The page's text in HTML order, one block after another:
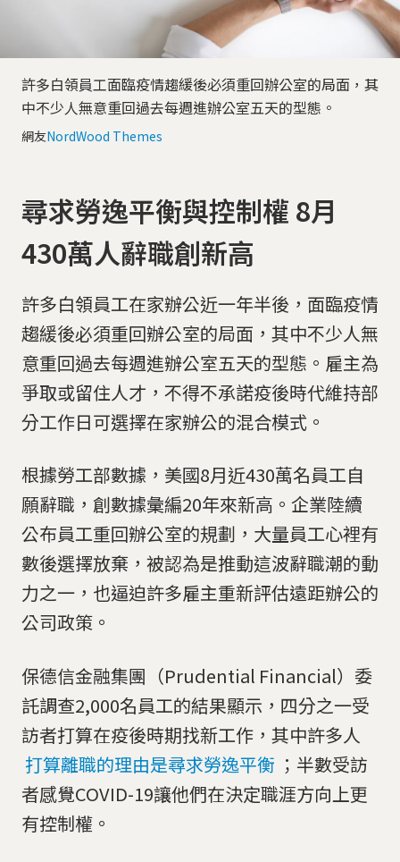
許多白領員工面臨疫情趨緩後必須重回辦公室的局面，其
中不少人無意重回過去每週進辦公室五天的型態。
網友NordWood Themes
尋求勞逸平衡與控制權 8月
430萬人辭職創新高
許多白領員工在家辦公近一年半後，面臨疫情
趨緩後必須重回辦公室的局面，其中不少人無
意重回過去每週進辦公室五天的型態。雇主為
爭取或留住人才，不得不承諾疫後時代維持部
分工作日可選擇在家辦公的混合模式。
根據勞工部數據，美國8月近430萬名員工自
願辭職，創數據彙編20年來新高。企業陸續
公布員工重回辦公室的規劃，大量員工心裡有
數後選擇放棄，被認為是推動這波辭職潮的動
力之一，也逼迫許多雇主重新評估遠距辦公的
公司政策。
保德信金融集團（Prudential Financial）委
託調查2,000名員工的結果顯示，四分之一受
訪者打算在疫後時期找新工作，其中許多人
打算離職的理由是尋求勞逸平衡 ；半數受訪
者感覺COVID-19讓他們在決定職涯方向上更
有控制權。